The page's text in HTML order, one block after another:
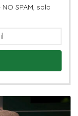
SPAM, solo